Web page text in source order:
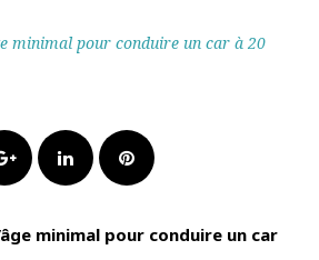
minimal pour conduire un car à 20
Google+LinkedInPinterest
minimal pour conduire un car